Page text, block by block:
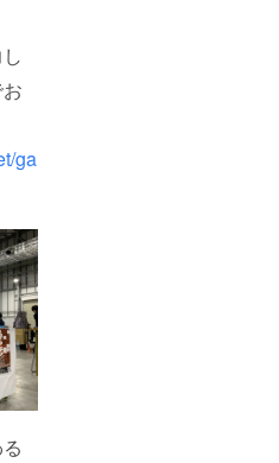
ga